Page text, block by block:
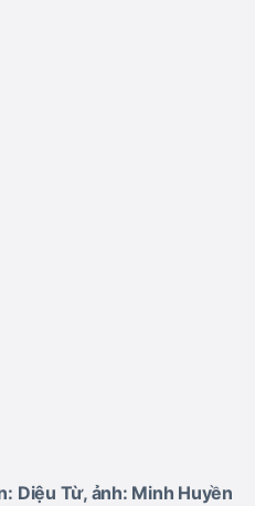
Diệu Từ, ảnh: Minh Huyền